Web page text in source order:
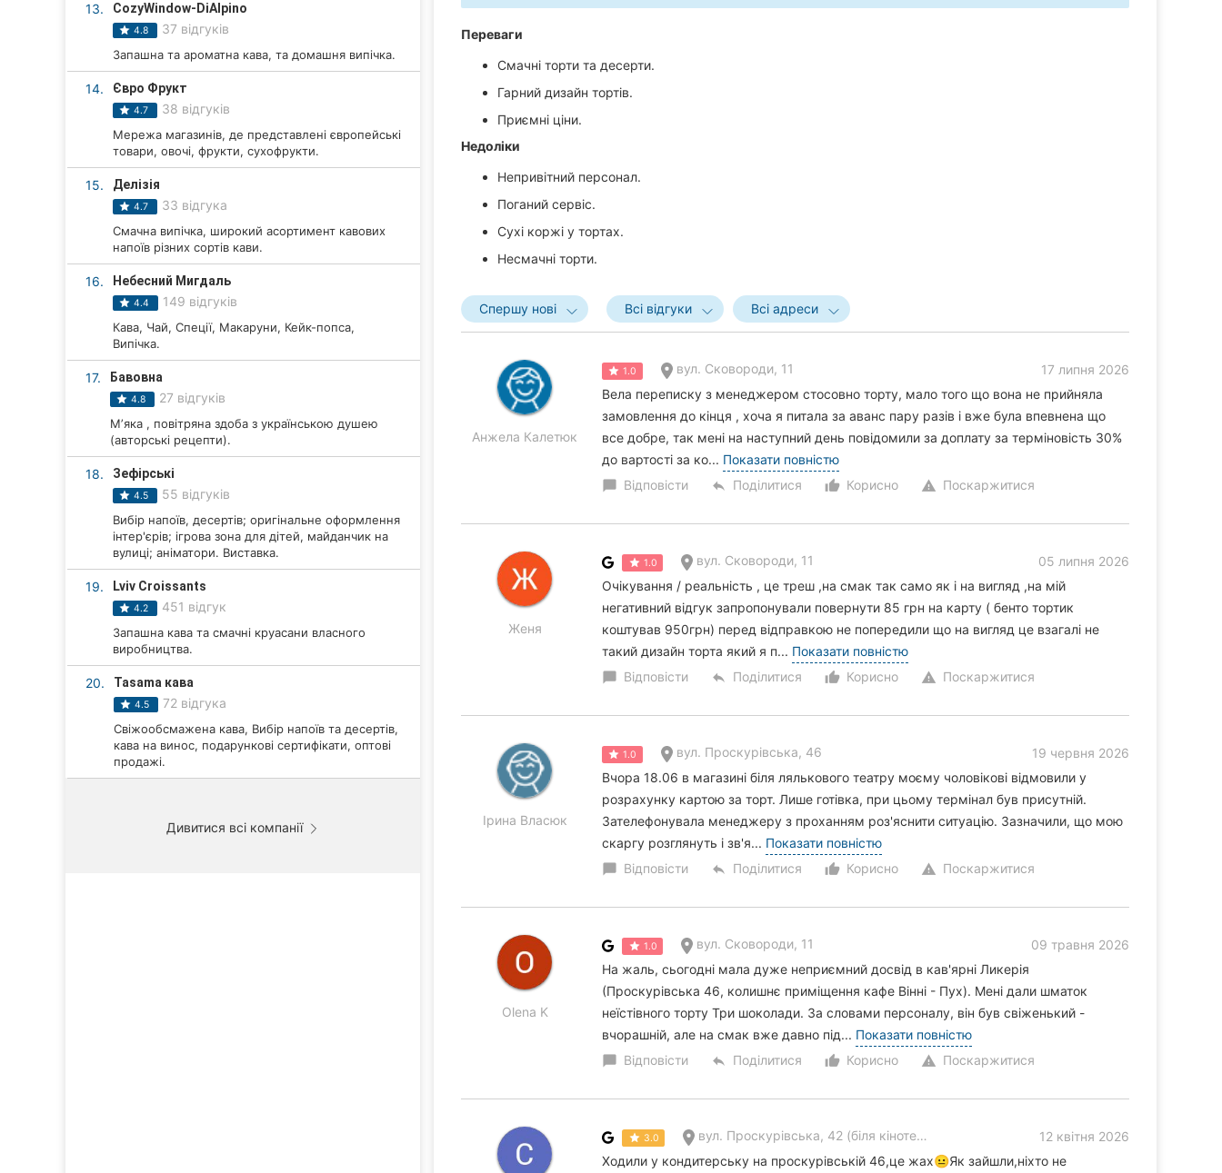
Ужгород
13. CozyWindow-DiAlpino
4.8 37 відгуків
Запашна та ароматна кава, та домашня випічка.
14. Євро Фрукт
4.7 38 відгуків
Мережа магазинів, де представлені європейські
товари, овочі, фрукти, сухофрукти.
15. Делізія
4.7 33 відгука
Смачна випічка, широкий асортимент кавових
напоїв різних сортів кави.
16. Небесний Мигдаль
4.4 149 відгуків
Кава, Чай, Спеції, Макаруни, Кейк-попса,
Випічка.
17. Бавовна
4.8 27 відгуків
Мʼяка , повітряна здоба з українською душею
(авторські рецепти).
18. Зефірські
4.5 55 відгуків
Вибір напоїв, десертів; оригінальне оформлення
інтер'єрів; ігрова зона для дітей, майданчик на
вулиці; аніматори. Виставка.
19. Lviv Croissants
4.2 451 відгук
Запашна кава та смачні круасани власного
виробництва.
20. Tasama кава
4.5 72 відгука
Свіжообсмажена кава, Вибір напоїв та десертів,
кава на винос, подарункові сертифікати, оптові
продажі.
Дивитися всі компанії
Переваги
Смачні торти та десерти.
Гарний дизайн тортів.
Приємні ціни.
Недоліки
Непривітний персонал.
Поганий сервіс.
Сухі коржі у тортах.
Несмачні торти.
Спершу нові Всі відгуки Всі адреси
Анжела Калетюк
1.0 вул. Сковороди, 11
17 липня 2026
Вела переписку з менеджером стосовно торту, мало того що вона не прийняла
замовлення до кінця , хоча я питала за аванс пару разів і вже була впевнена що
все добре, так мені на наступний день повідомили за доплату за терміновість 30%
до вартості за ко... Показати повністю
chat_bubble Відповісти reply Поділитися thumb_up_alt
Корисно warning Поскаржитися
Женя
1.0 вул. Сковороди, 11
05 липня 2026
Очікування / реальність , це треш ,на смак так само як і на вигляд ,на мій
негативний відгук запропонували повернути 85 грн на карту ( бенто тортик
коштував 950грн) перед відправкою не попередили що на вигляд це взагалі не
такий дизайн торта який я п... Показати повністю
chat_bubble Відповісти reply Поділитися thumb_up_alt
Корисно warning Поскаржитися
Ірина Власюк
1.0 вул. Проскурівська, 46
19 червня 2026
Вчора 18.06 в магазині біля лялькового театру моєму чоловікові відмовили у
розрахунку картою за торт. Лише готівка, при цьому термінал був присутній.
Зателефонувала менеджеру з проханням роз'яснити ситуацію. Зазначили, що мою
скаргу розглянуть і зв'я... Показати повністю
chat_bubble Відповісти reply Поділитися thumb_up_alt
Корисно warning Поскаржитися
Olena K
1.0 вул. Сковороди, 11
09 травня 2026
На жаль, сьогодні мала дуже неприємний досвід в кав'ярні Ликерія
(Проскурівська 46, колишнє приміщення кафе Вінні - Пух). Мені дали шматок
неїстівного торту Три шоколади. За словами персоналу, він був свіженький -
вчорашній, але на смак вже давно під... Показати повністю
chat_bubble Відповісти reply Поділитися thumb_up_alt
Корисно warning Поскаржитися
3.0 вул. Проскурівська, 42 (біля кінотеатру Шевченка)
12 квітня 2026
Ходили у кондитерську на проскурівській 46,це жах😐Як зайшли,ніхто не